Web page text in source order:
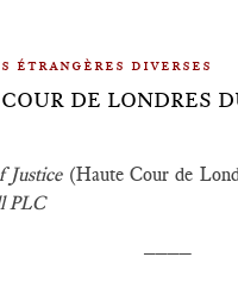
étrangères diverses
DE LONDRES
Justice(Haute Cour de
PLC